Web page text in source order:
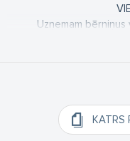
Uzņemam
pieredzē, gan dziedāt
mākslā, gan apgūst
Katrā bērnā ir
Bērnu studija KUKAIŅI
KATRS